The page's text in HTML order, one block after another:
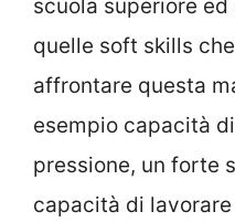
scuola superiore
quelle soft skills
affrontare questa
esempio capacità
pressione, un forte
capacità di